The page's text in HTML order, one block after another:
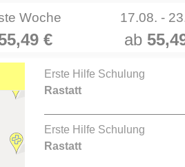
Woche
€
17.08. -
ab
Erste Hilfe Schulung
Rastatt
Erste Hilfe Schulung
Rastatt